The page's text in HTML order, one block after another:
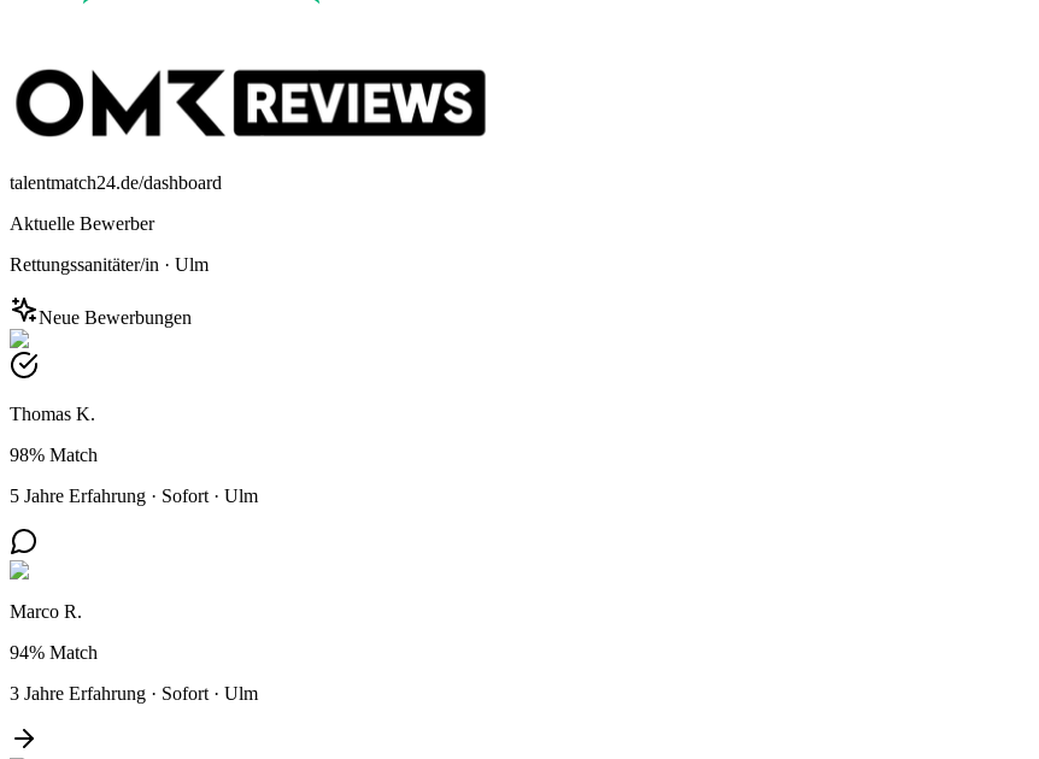
talentmatch24.de/dashboard
Aktuelle Bewerber
Rettungssanitäter/in · Ulm
Neue Bewerbungen
Thomas K.
98% Match
5 Jahre Erfahrung · Sofort · Ulm
Marco R.
94% Match
3 Jahre Erfahrung · Sofort · Ulm